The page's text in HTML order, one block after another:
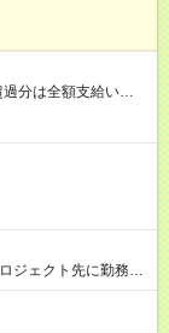
分は全額支給いたし
業時間 12時間／月 -
経験者の方は以下と
残業代（30時間/6
たします 能力やス
給考慮も可能で
。 実際にほぼ全員
目指せる環境で
ジェクト先に勤務時